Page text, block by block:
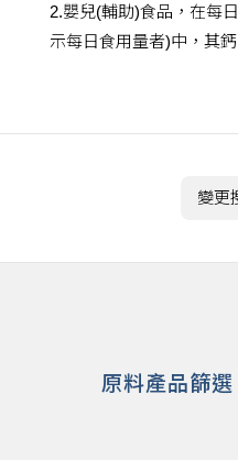
2.嬰兒(輔助)食品，在每
示每日食用量者)中，其
變更
原料產品篩選